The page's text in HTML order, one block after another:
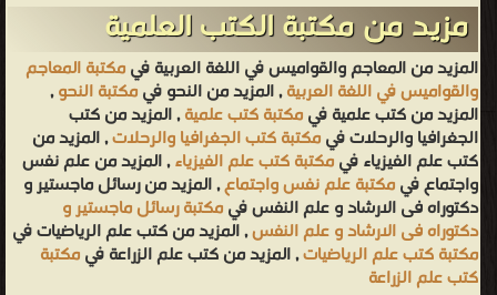
مزيد من مكتبة الكتب العلمية
المزيد من المعاجم والقواميس في اللغة العربية فيمكتبة المعاجم
والقواميس في اللغة العربية, المزيد من النحو فيمكتبة النحو,
المزيد من كتب علمية فيمكتبة كتب علمية, المزيد من كتب
الجغرافيا والرحلات فيمكتبة كتب الجغرافيا والرحلات, المزيد من
كتب علم الفيزياء فيمكتبة كتب علم الفيزياء, المزيد من علم نفس
واجتماع فيمكتبة علم نفس واجتماع, المزيد من رسائل ماجستير و
دكتوراه فى الارشاد و علم النفس فيمكتبة رسائل ماجستير و
دكتوراه فى الارشاد و علم النفس, المزيد من كتب علم الرياضيات في
مكتبة كتب علم الرياضيات, المزيد من كتب علم الزراعة فيمكتبة
كتب علم الزراعة